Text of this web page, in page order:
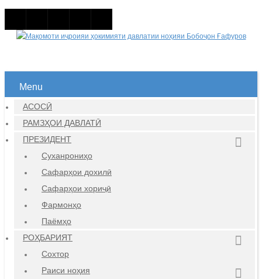
Menu
АСОСӢ
РАМЗҲОИ ДАВЛАТӢ
ПРЕЗИДЕНТ
Суханрониҳо
Сафарҳои дохилӣ
Сафарҳои хориҷӣ
Фармонҳо
Паёмҳо
РОҲБАРИЯТ
Сохтор
Раиси ноҳия